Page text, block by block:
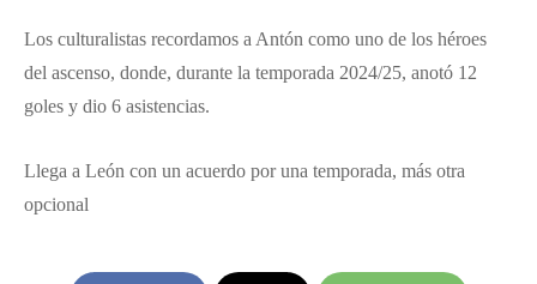
Los culturalistas recordamos a Antón como uno de los héroes
del ascenso, donde, durante la temporada 2024/25, anotó 12
goles y dio 6 asistencias.
Llega a León con un acuerdo por una temporada, más otra
opcional